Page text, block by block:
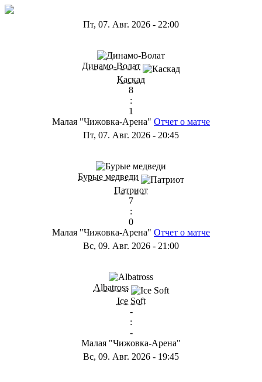
Пт, 07. Авг. 2026 - 22:00
Динамо-Волат
Каскад
8
:
1
Малая "Чижовка-Арена" Отчет о матче
Пт, 07. Авг. 2026 - 20:45
Бурые медведи
Патриот
7
:
0
Малая "Чижовка-Арена" Отчет о матче
Вс, 09. Авг. 2026 - 21:00
Albatross
Ice Soft
-
:
-
Малая "Чижовка-Арена"
Вс, 09. Авг. 2026 - 19:45